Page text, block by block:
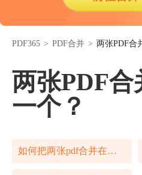
PDF365 > PDF合并 > 两张PDF合
两张PDF
一个？
如何把两张pdf合并在一起